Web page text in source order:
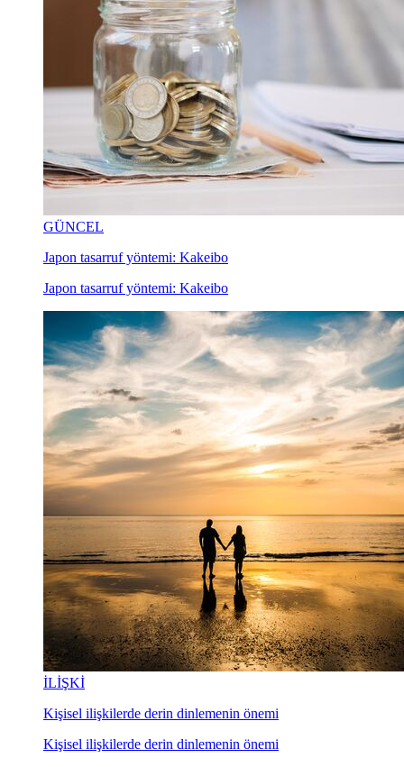
GÜNCEL
Japon tasarruf yöntemi: Kakeibo
Japon tasarruf yöntemi: Kakeibo
İLİŞKİ
Kişisel ilişkilerde derin dinlemenin önemi
Kişisel ilişkilerde derin dinlemenin önemi